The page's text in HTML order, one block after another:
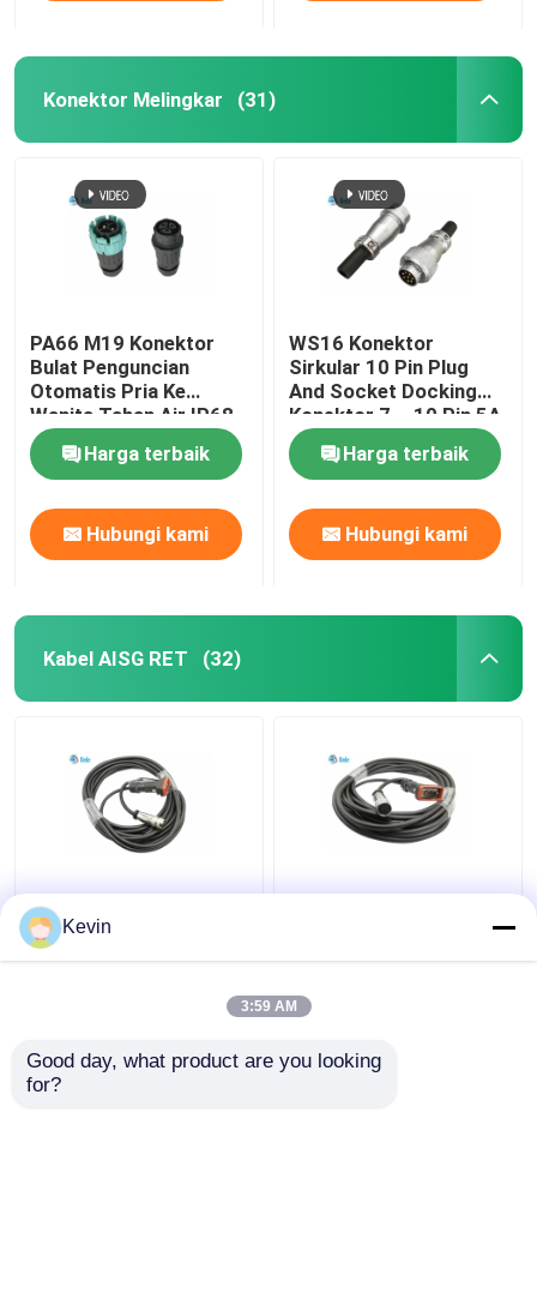
Konektor Melingkar (31)
PA66 M19 Konektor
Bulat Penguncian
Otomatis Pria Ke
Wanita Tahan Air IP68
Harga terbaik
Hubungi kami
WS16 Konektor
Sirkular 10 Pin Plug
And Socket Docking
Konektor 7 ~ 10 Pin 5A
400V
Harga terbaik
Hubungi kami
Kabel AISG RET (32)
Kabel AISG HUAWEI
Tahan Air DB9 ke M16
8 Pin Female Panjang 5
Kabel AISG Kabel
Kevin
3:59 AM
Good day, what product are you looking
for?